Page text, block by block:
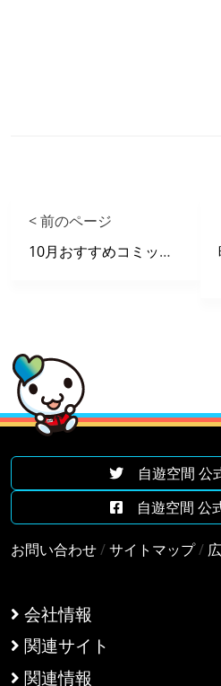
< 前のページ
10月おすすめコミックリスト
会社情報
関連サイト
関連情報
自遊空間 公
自遊空間 公
お問い合わせ/サイトマップ/